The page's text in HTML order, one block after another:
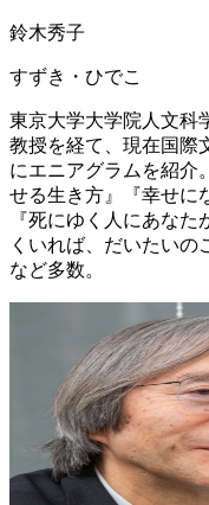
鈴木秀子
すずき・ひでこ
東京大学大学院人文科
教授を経て、現在国際
にエニアグラムを紹介
せる生き方』『幸せに
『死にゆく人にあな
くいれば、だいたいの
など多数。